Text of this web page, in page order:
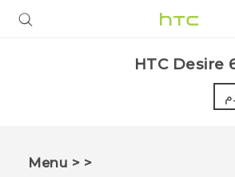
HTC Desire
< < Menu